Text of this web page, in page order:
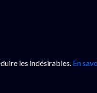
les indésirables. En